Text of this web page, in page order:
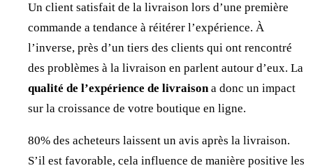
Un client satisfait de la livraison lors d’une première
commande a tendance à réitérer l’expérience. À
l’inverse, près d’un tiers des clients qui ont rencontré
des problèmes à la livraison en parlent autour d’eux. La
qualité de l’expérience de livraisona donc un impact
sur la croissance de votre boutique en ligne.
80% des acheteurs laissent un avis après la livraison.
S’il est favorable, cela influence de manière positive les